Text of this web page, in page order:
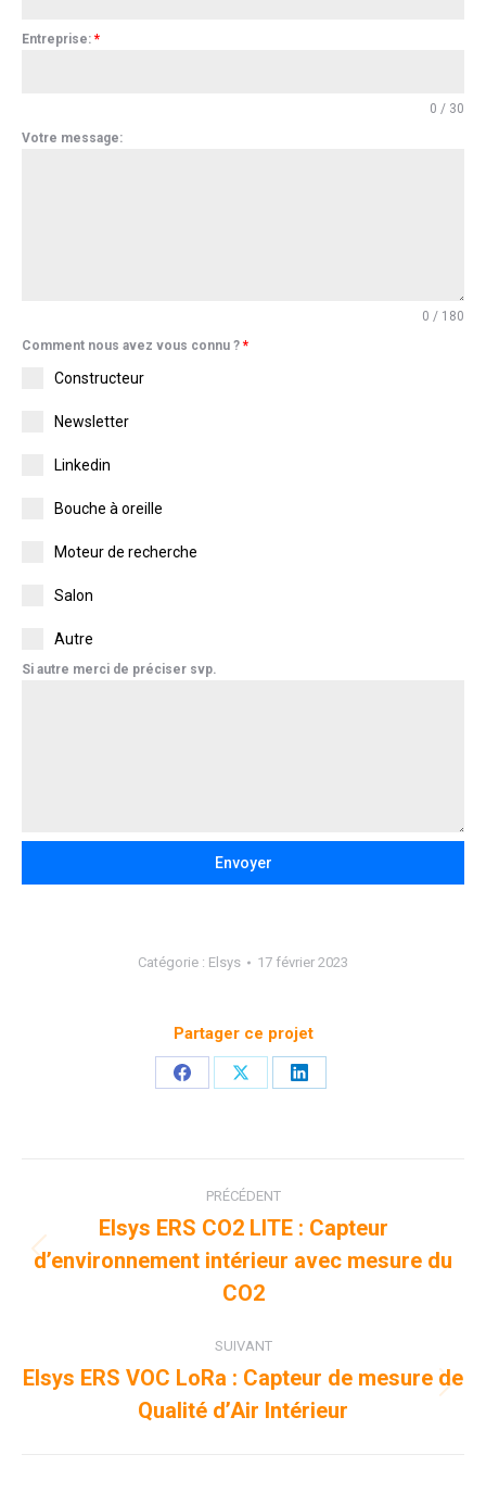
Entreprise: *
0 / 30
Votre message:
0 / 180
Comment nous avez vous connu ? *
Constructeur
Newsletter
Linkedin
Bouche à oreille
Moteur de recherche
Salon
Autre
Si autre merci de préciser svp.
Envoyer
Catégorie : Elsys 17 février 2023
Partager ce projet
PartagerPartagerPartager
de
commentaire
PRÉCÉDENT
Onglet
précédent
Elsys ERS CO2 LITE : Capteur
d’environnement intérieur avec mesure du
CO2
SUIVANT
Projets
similaires
Elsys ERS VOC LoRa : Capteur de mesure de
Qualité d’Air Intérieur